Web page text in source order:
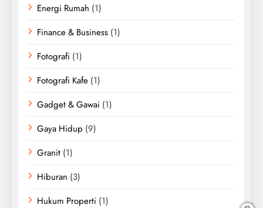
Energi Rumah (1)
Finance & Business (1)
Fotografi (1)
Fotografi Kafe (1)
Gadget & Gawai (1)
Gaya Hidup (9)
Granit (1)
Hiburan (3)
Hukum Properti (1)